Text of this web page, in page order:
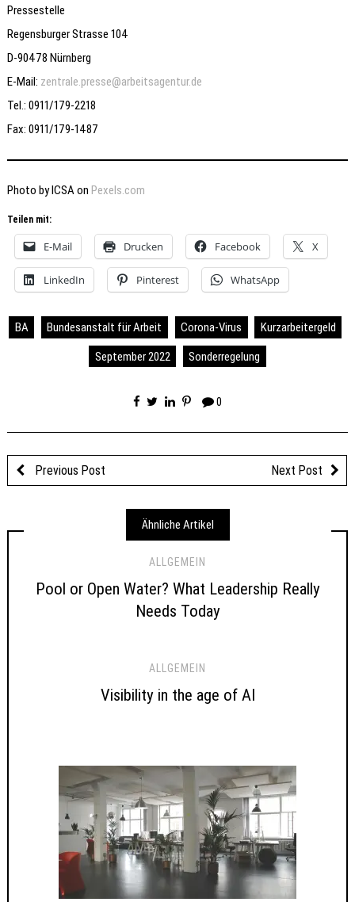
Pressestelle
Regensburger Strasse 104
D-90478 Nürnberg
E-Mail: zentrale.presse@arbeitsagentur.de
Tel.: 0911/179-2218
Fax: 0911/179-1487
Photo by ICSA on Pexels.com
Teilen mit:
E-Mail Drucken Facebook X
LinkedIn Pinterest WhatsApp
BA Bundesanstalt für Arbeit Corona-Virus Kurzarbeitergeld
September 2022 Sonderregelung
0
Previous Post Next Post
Ähnliche Artikel
ALLGEMEIN
Pool or Open Water? What Leadership Really
Needs Today
ALLGEMEIN
Visibility in the age of AI